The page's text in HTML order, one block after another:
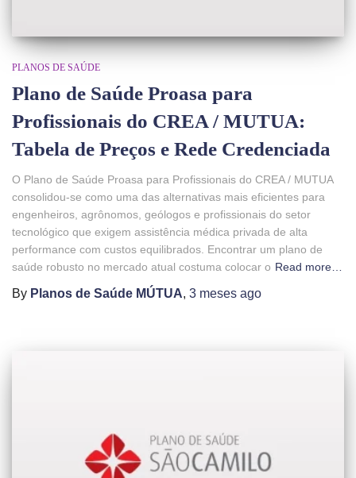
PLANOS DE SAÚDE
Plano de Saúde Proasa para
Profissionais do CREA / MUTUA:
Tabela de Preços e Rede Credenciada
O Plano de Saúde Proasa para Profissionais do CREA / MUTUA
consolidou-se como uma das alternativas mais eficientes para
engenheiros, agrônomos, geólogos e profissionais do setor
tecnológico que exigem assistência médica privada de alta
performance com custos equilibrados. Encontrar um plano de
saúde robusto no mercado atual costuma colocar o Read more…
By Planos de Saúde MÚTUA, 3 meses ago